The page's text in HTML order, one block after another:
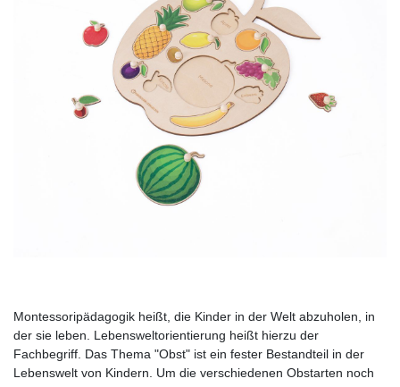
Montessoripädagogik heißt, die Kinder in der Welt abzuholen, in
der sie leben. Lebensweltorientierung heißt hierzu der
Fachbegriff. Das Thema "Obst" ist ein fester Bestandteil in der
Lebenswelt von Kindern. Um die verschiedenen Obstarten noch